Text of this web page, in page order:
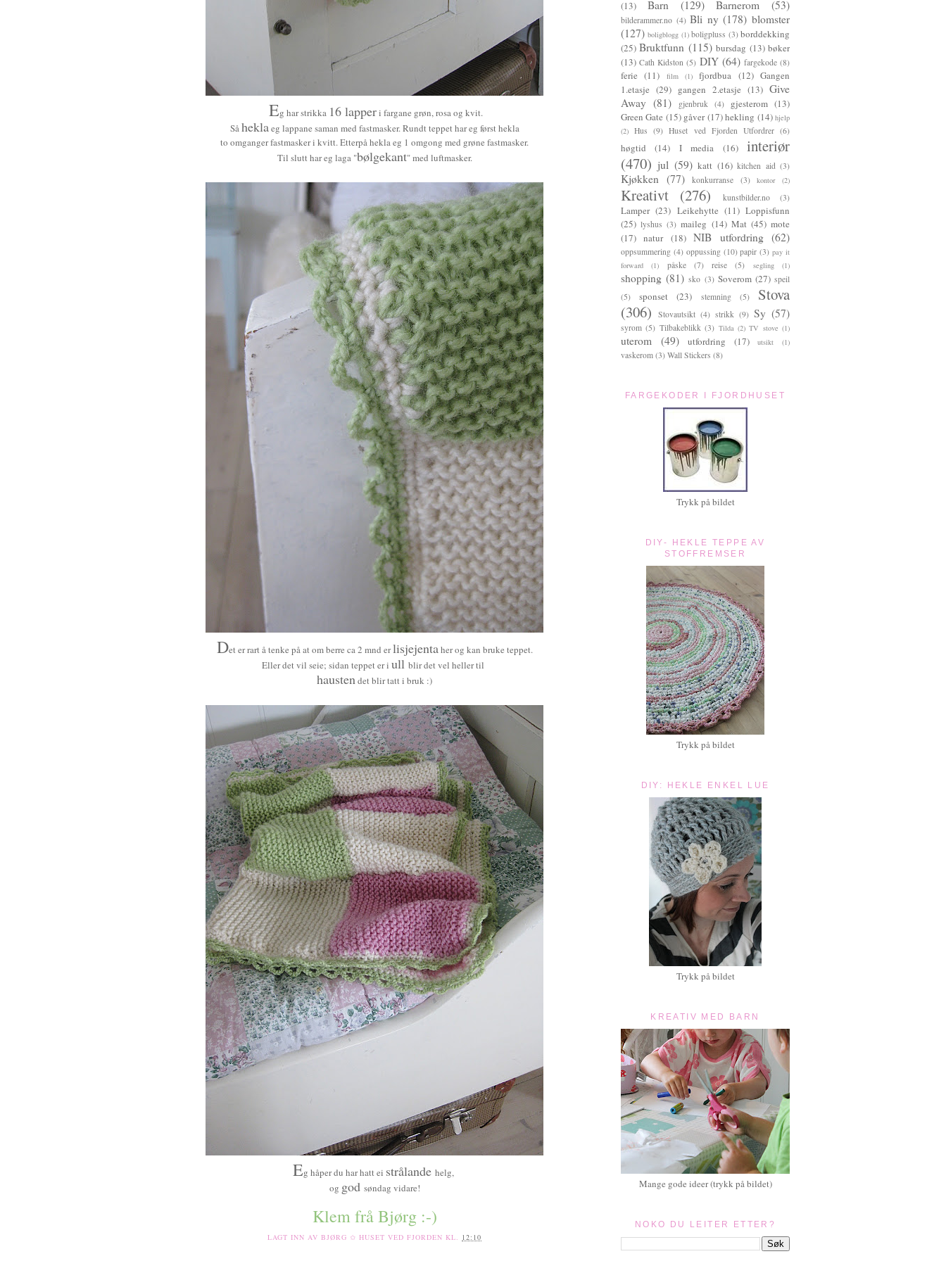
Eg har strikka 16 lapperi fargane grøn, rosa og kvit.
Så hekla eg lappane saman med fastmasker. Rundt teppet har eg først hekla
to omganger fastmasker i kvitt. Etterpå hekla eg 1 omgong med grøne fastmasker.
Til slutt har eg laga "bølgekant" med luftmasker.
Det er rart å tenke på at om berre ca 2 mnd erlisjejenta her og kan bruke teppet.
Eller det vil seie; sidan teppet er i ull blir det vel heller til
hausten det blir tatt i bruk :)
Eg håper du har hatt ei strålande helg,
og god søndag vidare!
Klem frå Bjørg :-)
LAGT INN AV BJØRG ✩ HUSET VED FJORDEN KL. 12:10
(13) Barn (129) Barnerom (53)
bilderammer.no (4) Bli ny (178) blomster
(127) boligblogg (1) boligpluss (3) borddekking
(25) Bruktfunn (115) bursdag (13) bøker
(13) Cath Kidston (5) DIY (64) fargekode (8)
ferie (11) film (1) fjordbua (12) Gangen
1.etasje (29) gangen 2.etasje (13) Give
Away (81) gjenbruk (4) gjesterom (13)
Green Gate (15) gåver (17)hekling (14) hjelp
(2) Hus (9) Huset ved Fjorden Utfordrer (6)
høgtid (14) I media (16)
interiør
(470) jul (59) katt (16) kitchen aid (3)
Kjøkken (77) konkurranse (3) kontor (2)
Kreativt (276) kunstbilder.no (3)
Lamper (23) Leikehytte (11) Loppisfunn
(25) lyshus (3) maileg (14) Mat (45) mote
(17) natur (18) NIB utfordring (62)
oppsummering (4) oppussing (10) papir (3) pay it
forward
(1) påske (7) reise (5) segling (1)
shopping (81) sko (3) Soverom (27) speil
(5)
sponset (23) stemning (5)
Stova
(306)
Stovautsikt (4) strikk (9) Sy (57)
syrom (5) Tilbakeblikk (3) Tilda (2) TV stove (1)
uterom (49) utfordring (17) utsikt (1)
vaskerom (3) Wall Stickers (8)
FARGEKODER I FJORDHUSET
Trykk på bildet
DIY- HEKLE TEPPE AV
STOFFREMSER
Trykk på bildet
DIY: HEKLE ENKEL LUE
Trykk på bildet
KREATIV MED BARN
Mange gode ideer (trykk på bildet)
NOKO DU LEITER ETTER?